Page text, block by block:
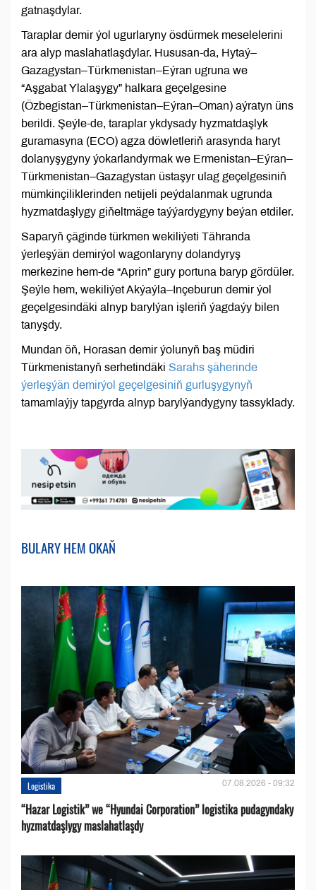
gatnaşdylar.
Taraplar demir ýol ugurlaryny ösdürmek meselelerini
ara alyp maslahatlaşdylar. Hususan-da, Hytaý–
Gazagystan–Türkmenistan–Eýran ugruna we
“Aşgabat Ylalaşygy” halkara geçelgesine
(Özbegistan–Türkmenistan–Eýran–Oman) aýratyn üns
berildi. Şeýle-de, taraplar ykdysady hyzmatdaşlyk
guramasyna (ECO) agza döwletleriň arasynda haryt
dolanyşygyny ýokarlandyrmak we Ermenistan–Eýran–
Türkmenistan–Gazagystan üstaşyr ulag geçelgesiniň
mümkinçiliklerinden netijeli peýdalanmak ugrunda
hyzmatdaşlygy giňeltmäge taýýardygyny beýan etdiler.
Saparyň çäginde türkmen wekiliýeti Tähranda
ýerleşýän demirýol wagonlaryny dolandyryş
merkezine hem-de “Aprin” gury portuna baryp gördüler.
Şeýle hem, wekiliýet Akýaýla–Inçeburun demir ýol
geçelgesindäki alnyp barylýan işleriň ýagdaýy bilen
tanyşdy.
Mundan öň, Horasan demir ýolunyň baş müdiri
Türkmenistanyň serhetindäki Sarahs şäherinde
ýerleşýän demirýol geçelgesiniň gurluşygynyň
tamamlaýjy tapgyrda alnyp barylýandygyny tassyklady.
BULARY HEM OKAŇ
Logistika 07.08.2026 - 09:32
“Hazar Logistik” we “Hyundai Corporation” logistika pudagyndaky
hyzmatdaşlygy maslahatlaşdy